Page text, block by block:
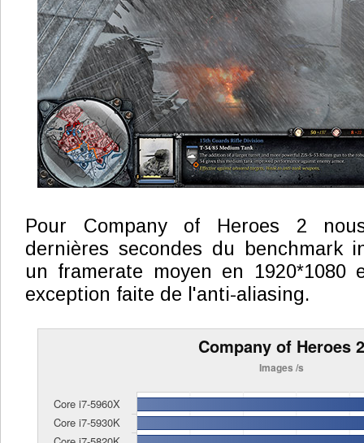
Pour Company of Heroes 2
dernières secondes du benchmark
un framerate moyen en 1920*1080
exception faite de l'anti-aliasing.